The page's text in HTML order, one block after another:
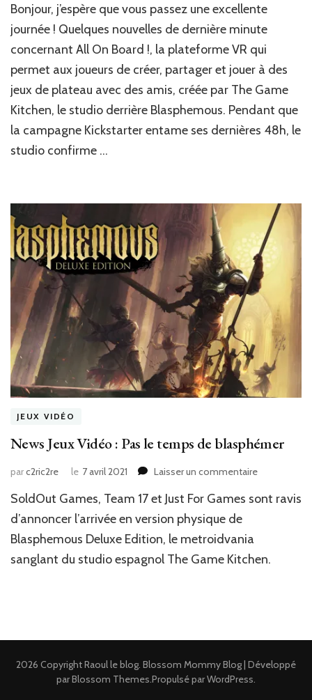
JV
:
jeux
de
plateaux
en
VR
Bonjour, j’espère que vous passez une excellente
journée ! Quelques nouvelles de dernière minute
concernant All On Board !, la plateforme VR qui
permet aux joueurs de créer, partager et jouer à des
jeux de plateau avec des amis, créée par The Game
Kitchen, le studio derrière Blasphemous. Pendant que
la campagne Kickstarter entame ses dernières 48h, le
studio confirme …
JEUX VIDÉO
News Jeux Vidéo : Pas le temps de blasphémer
parc2ric2re le 7 avril 2021 Laisser un commentairesur
Jeux
le
SoldOut Games, Team 17 et Just For Games sont ravis
d’annoncer l’arrivée en version physique de
Blasphemous Deluxe Edition, le metroidvania
sanglant du studio espagnol The Game Kitchen.
2026 CopyrightRaoul le blog Blossom Mommy Blog | Développé
parBlossom Themes .Propulsé parWordPress